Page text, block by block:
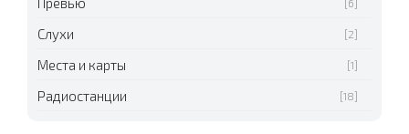
[6]
Слухи [2]
Места и карты [1]
Радиостанции [18]